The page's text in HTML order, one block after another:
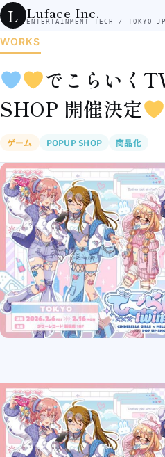
コンテンツへスキップ
L Luface Inc.
ENTERTAINMENT TECH / TOKYO JP
WORKS
でこらいく
SHOP 開催決定
ゲーム POPUP SHOP 商品化